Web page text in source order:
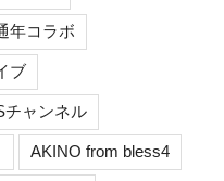
年コラボ
ブ
チャンネル
AKINO from bless4